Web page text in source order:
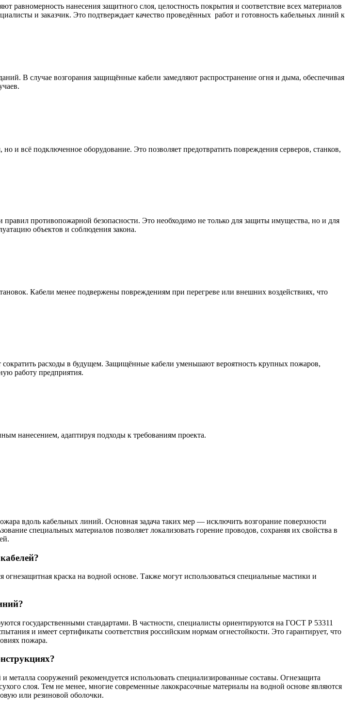
равномерность нанесения защитного слоя, целостность покрытия и соответствие всех материалов
и заказчик. Это подтверждает качество проведённых работ и готовность кабельных линий к
В случае возгорания защищённые кабели замедляют распространение огня и дыма, обеспечивая
всё подключенное оборудование. Это позволяет предотвратить повреждения серверов, станков,
противопожарной безопасности. Это необходимо не только для защиты имущества, но и для
объектов и соблюдения закона.
Кабели менее подвержены повреждениям при перегреве или внешних воздействиях, что
расходы в будущем. Защищённые кабели уменьшают вероятность крупных пожаров,
работу предприятия.
нанесением, адаптируя подходы к требованиям проекта.
вдоль кабельных линий. Основная задача таких мер — исключить возгорание поверхности
специальных материалов позволяет локализовать горение проводов, сохраняя их свойства в
краска на водной основе. Также могут использоваться специальные мастики и
государственными стандартами. В частности, специалисты ориентируются на ГОСТ Р 53311
и имеет сертификаты соответствия российским нормам огнестойкости. Это гарантирует, что
пожара.
сооружений рекомендуется использовать специализированные составы. Огнезащита
слоя. Тем не менее, многие современные лакокрасочные материалы на водной основе являются
или резиновой оболочки.